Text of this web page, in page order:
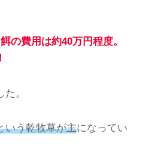
の費用は約40万円程度。
。
いう乾牧草が主になってい